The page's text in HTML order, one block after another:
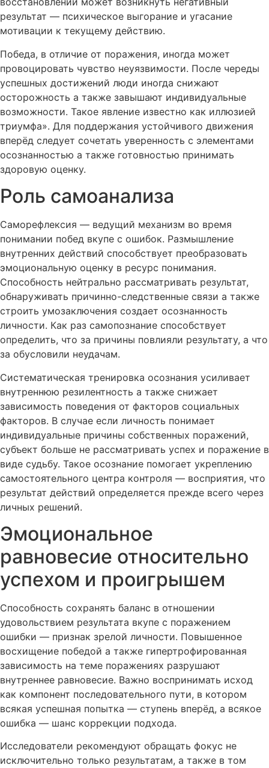
результат — психическое выгорание и угасание
мотивации к текущему действию.
Победа, в отличие от поражения, иногда может
провоцировать чувство неуязвимости. После череды
успешных достижений люди иногда снижают
осторожность а также завышают индивидуальные
возможности. Такое явление известно как иллюзией
триумфа». Для поддержания устойчивого движения
вперёд следует сочетать уверенность с элементами
осознанностью а также готовностью принимать
здоровую оценку.
Роль самоанализа
Саморефлексия — ведущий механизм во время
понимании побед вкупе с ошибок. Размышление
внутренних действий способствует преобразовать
эмоциональную оценку в ресурс понимания.
Способность нейтрально рассматривать результат,
обнаруживать причинно-следственные связи а также
строить умозаключения создает осознанность
личности. Как раз самопознание способствует
определить, что за причины повлияли результату, а что
за обусловили неудачам.
Систематическая тренировка осознания усиливает
внутреннюю резилентность а также снижает
зависимость поведения от факторов социальных
факторов. В случае если личность понимает
индивидуальные причины собственных поражений,
субъект больше не рассматривать успех и поражение в
виде судьбу. Такое осознание помогает укреплению
самостоятельного центра контроля — восприятия, что
результат действий определяется прежде всего через
личных решений.
Эмоциональное
равновесие относительно
успехом и проигрышем
Способность сохранять баланс в отношении
удовольствием результата вкупе с поражением
ошибки — признак зрелой личности. Повышенное
восхищение победой а также гипертрофированная
зависимость на теме поражениях разрушают
внутреннее равновесие. Важно воспринимать исход
как компонент последовательного пути, в котором
всякая успешная попытка — ступень вперёд, а всякое
ошибка — шанс коррекции подхода.
Исследователи рекомендуют обращать фокус не
исключительно только результатам, а также в том